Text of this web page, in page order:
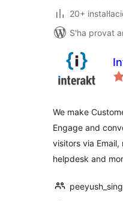
20+
S'ha provat
We make
Engage and
visitors via
helpdesk and